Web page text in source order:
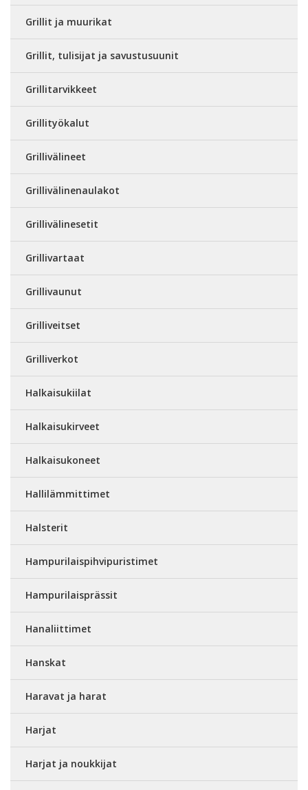
Grillit ja muurikat
Grillit, tulisijat ja savustusuunit
Grillitarvikkeet
Grillityökalut
Grillivälineet
Grillivälinenaulakot
Grillivälinesetit
Grillivartaat
Grillivaunut
Grilliveitset
Grilliverkot
Halkaisukiilat
Halkaisukirveet
Halkaisukoneet
Hallilämmittimet
Halsterit
Hampurilaispihvipuristimet
Hampurilaisprässit
Hanaliittimet
Hanskat
Haravat ja harat
Harjat
Harjat ja noukkijat